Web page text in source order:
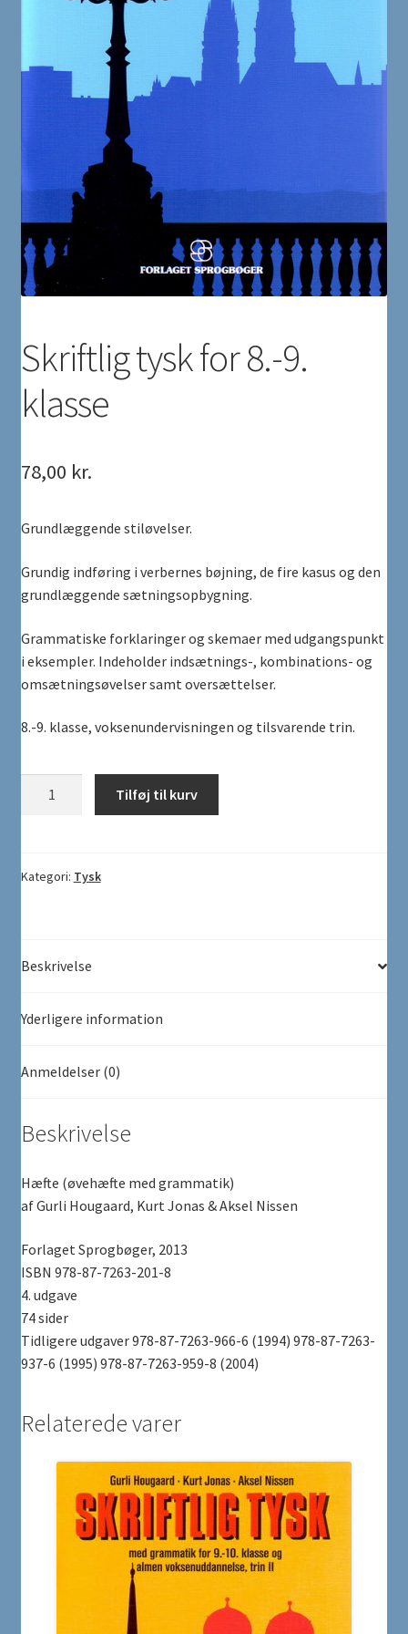
Skriftlig tysk for 8.-9.
klasse
78,00 kr.
Grundlæggende stiløvelser.
Grundig indføring i verbernes bøjning, de fire kasus og den
grundlæggende sætningsopbygning.
Grammatiske forklaringer og skemaer med udgangspunkt
i eksempler. Indeholder indsætnings-, kombinations- og
omsætningsøvelser samt oversættelser.
8.-9. klasse, voksenundervisningen og tilsvarende trin.
klasse
Tilføj til kurv
Kategori: Tysk
Beskrivelse
Yderligere information
Anmeldelser (0)
Beskrivelse
Hæfte (øvehæfte med grammatik)
af Gurli Hougaard, Kurt Jonas & Aksel Nissen
Forlaget Sprogbøger, 2013
ISBN 978-87-7263-201-8
4. udgave
74 sider
Tidligere udgaver 978-87-7263-966-6 (1994) 978-87-7263-
937-6 (1995) 978-87-7263-959-8 (2004)
Relaterede varer